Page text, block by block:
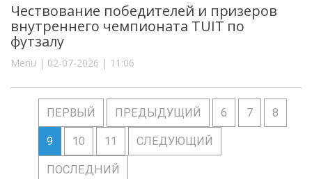
Чествование победителей и призеров
внутреннего чемпионата TUIT по
футзалу
Menu | 02-07-2026 | 11:06
ПЕРВЫЙ ПРЕДЫДУЩИЙ 6 7 8
9 10 11 СЛЕДУЮЩИЙ
ПОСЛЕДНИЙ